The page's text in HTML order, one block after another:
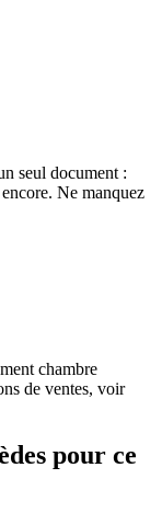
seul document :
Ne manquez
chambre
de ventes, voir
pour ce